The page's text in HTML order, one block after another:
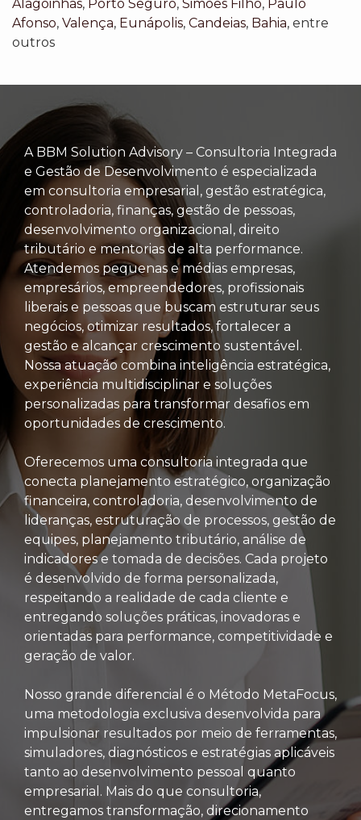
Alagoinhas, Porto Seguro, Simões Filho, Paulo
Afonso, Valença, Eunápolis, Candeias, Bahia, entre
outros
A BBM Solution Advisory – Consultoria Integrada
e Gestão de Desenvolvimento é especializada
em consultoria empresarial, gestão estratégica,
controladoria, finanças, gestão de pessoas,
desenvolvimento organizacional, direito
tributário e mentorias de alta performance.
Atendemos pequenas e médias empresas,
empresários, empreendedores, profissionais
liberais e pessoas que buscam estruturar seus
negócios, otimizar resultados, fortalecer a
gestão e alcançar crescimento sustentável.
Nossa atuação combina inteligência estratégica,
experiência multidisciplinar e soluções
personalizadas para transformar desafios em
oportunidades de crescimento.
Oferecemos uma consultoria integrada que
conecta planejamento estratégico, organização
financeira, controladoria, desenvolvimento de
lideranças, estruturação de processos, gestão de
equipes, planejamento tributário, análise de
indicadores e tomada de decisões. Cada projeto
é desenvolvido de forma personalizada,
respeitando a realidade de cada cliente e
entregando soluções práticas, inovadoras e
orientadas para performance, competitividade e
geração de valor.
Nosso grande diferencial é o Método MetaFocus,
uma metodologia exclusiva desenvolvida para
impulsionar resultados por meio de ferramentas,
simuladores, diagnósticos e estratégias aplicáveis
tanto ao desenvolvimento pessoal quanto
empresarial. Mais do que consultoria,
entregamos transformação, direcionamento